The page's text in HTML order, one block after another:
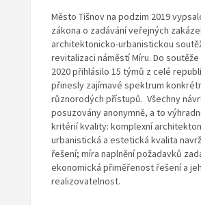
Město Tišnov na podzim 2019
zákona o zadávání veřejných
architektonicko-urbanistickou
revitalizaci náměstí Míru. Do
2020 přihlásilo 15 týmů z celé
přinesly zajímavé spektrum
různorodých přístupů. Všechny
posuzovány anonymně, a to
kritérií kvality: komplexní
urbanistická a estetická kvalita
řešení; míra naplnění požadavků
ekonomická přiměřenost řešení a
realizovatelnost.